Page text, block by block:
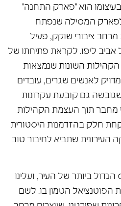
הוא "פארק התחנה"
המסילה שנפתח
ציבורי שוקק, פעיל
אביב ליפו. לקראת פתיחתו של
השונות שנמצאות
לאנשים שגרים, עובדים
גם קובעת עקרונות
מחבר תוך העצמת הקהילות
חלק בהזדמנות היסטורית
העירונית שתביא לחיבור טוב
ביותר של העיר, ועלינו
הפוטנציאל הטמון בו. לשם